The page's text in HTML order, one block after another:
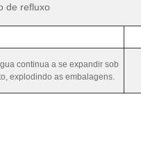
de refluxo
continua a se expandir sob
explodindo as embalagens.